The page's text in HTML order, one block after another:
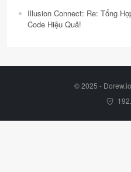
Illusion Connect: Re: Tổng
Code Hiệu Quả!
© 2025 -